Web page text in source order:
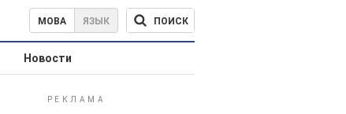
МОВА ЯЗЫК ПОИСК
Новости